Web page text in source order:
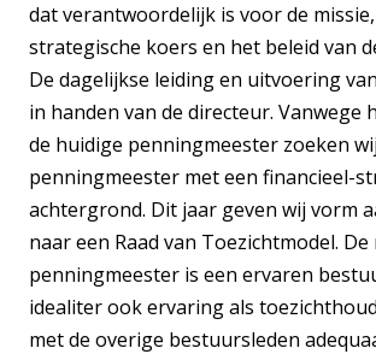
dat verantwoordelijk is voor de
strategische koers en het beleid van
De dagelijkse leiding en uitvoering
in handen van de directeur. Vanwege
de huidige penningmeester zoeken
penningmeester met een financieel-
achtergrond. Dit jaar geven wij vorm
naar een Raad van Toezichtmodel. De
penningmeester is een ervaren
idealiter ook ervaring als
met de overige bestuursleden